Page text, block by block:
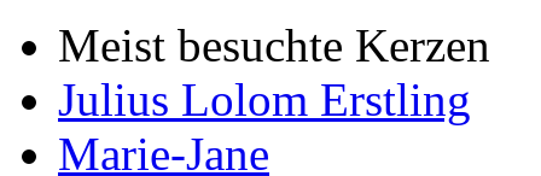
Meist besuchte Kerzen
Julius Lolom Erstling
Marie-Jane